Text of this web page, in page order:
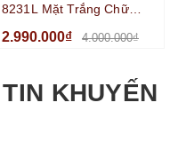
8231L Mặt Trắng Chữ
Silver Size 21x31mm
2.990.000₫ 4.000.000₫
KHUYẾN